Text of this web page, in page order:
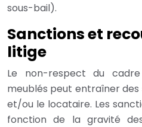
sous-bail).
Sanctions et
litige
Le non-respect du
meublés peut entraîner
et/ou le locataire. Les
fonction de la gravité